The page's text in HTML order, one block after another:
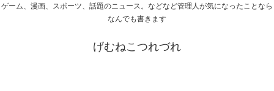
ゲーム、漫画、スポーツ、話題のニュース。などなど管理人が気になったことなら
なんでも書きます
げむねこつれづれ